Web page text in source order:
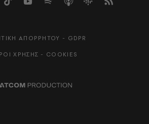
ΑΠΟΡΡΗΤΟΥ - GDPR
ΧΡΗΣΗΣ - COOKIES